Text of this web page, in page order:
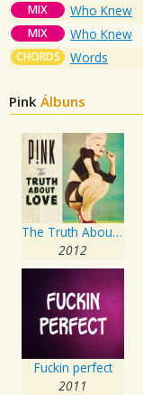
MIX Who Knew
MIX Who Knew
CHORDS Words
Pink Álbuns
The Truth About Love
2012
Fuckin perfect
2011